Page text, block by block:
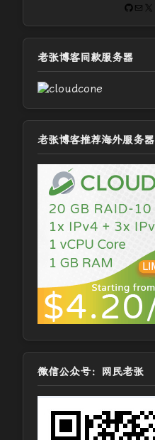
GitHub
电子邮件 X
老张博客同款服务器
老张博客推荐海外服务器
微信公众号：网民老张